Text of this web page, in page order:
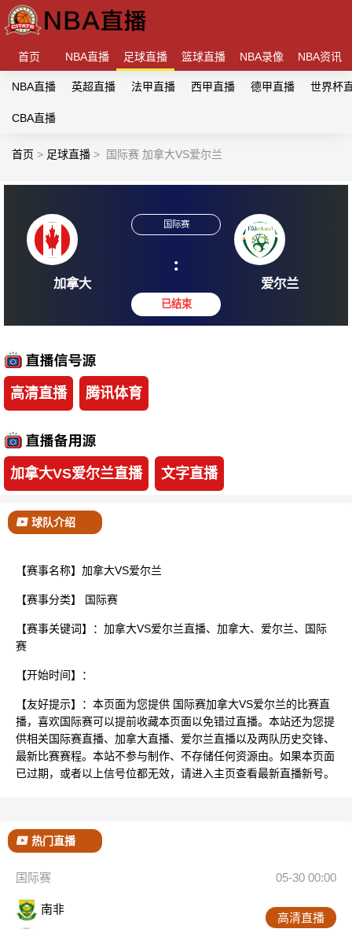
首页 NBA直播 足球直播 篮球直播 NBA录像 NBA资讯
NBA直播 英超直播 法甲直播 西甲直播 德甲直播 世界杯
CBA直播
首页 > 足球直播 > 国际赛 加拿大VS爱尔兰
:
高清直播 腾讯体育
加拿大VS爱尔兰直播 文字直播
球队介绍
【赛事名称】加拿大VS爱尔兰
【赛事分类】 国际赛
【赛事关键词】：加拿大VS爱尔兰直播、加拿大、爱尔兰、国际
赛
【开始时间】：
【友好提示】：本页面为您提供 国际赛加拿大VS爱尔兰的比赛直
播，喜欢国际赛可以提前收藏本页面以免错过直播。本站还为您提
供相关国际赛直播、加拿大直播、爱尔兰直播以及两队历史交锋、
最新比赛赛程。本站不参与制作、不存储任何资源由。如果本页面
已过期，或者以上信号位都无效，请进入主页查看最新直播新号。
热门直播
国际赛 05-30 00:00
南非
高清直播